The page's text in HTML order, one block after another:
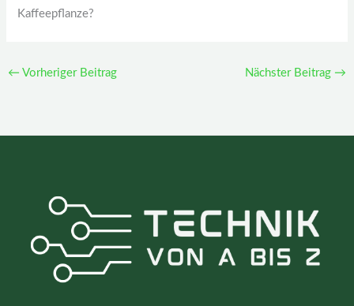
Kaffeepflanze?
← Vorheriger Beitrag Nächster Beitrag →